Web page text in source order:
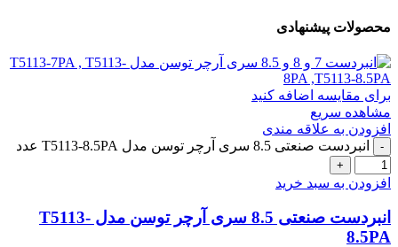
محصولات پیشنهادی
برای مقایسه اضافه کنید
مشاهده سریع
افزودن به علاقه مندی
انبردست صنعتی 8.5 سری آرچر توسن مدل T5113-8.5PA عدد
افزودن به سبد خرید
انبردست صنعتی 8.5 سری آرچر توسن مدل T5113-
8.5PA